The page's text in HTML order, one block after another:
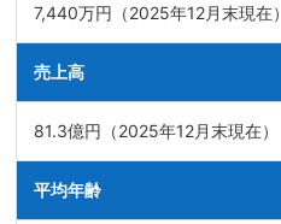
7,440万円（2025年12月末現在）
売上高
81.3億円（2025年12月末現在）
平均年齢